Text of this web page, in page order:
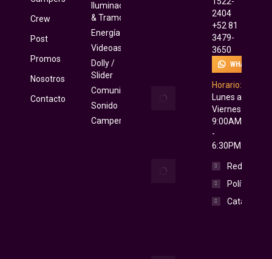
Crew
Post
Promos
Nosotros
Contacto
Iluminación
& Tramoya
Energía
Videoassist
Dolly /
Slider
Comunicaciones
Sonido
Campers
sus nuevos
estudios
Monterrey
November
22, 2023
Daylight
vs Bicolor
November
20, 2023
Los Tres
Locación,
Equipo y
2404
+52 81
3479-
3650
WHATSAPP
Horario:
Lunes a
Viernes
9:00AM
-
6:30PM
Redes
Políticas
Catálogo